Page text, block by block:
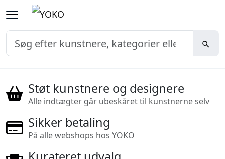
Støt kunstnere og designere
Alle indtægter går ubeskåret til kunstnerne selv
Sikker betaling
På alle webshops hos YOKO